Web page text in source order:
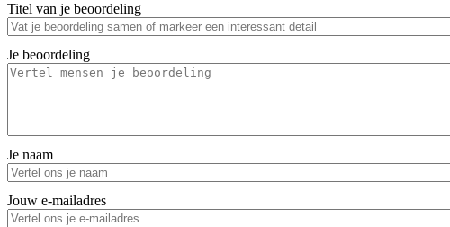
Titel van je beoordeling
Je beoordeling
Je naam
Jouw e-mailadres